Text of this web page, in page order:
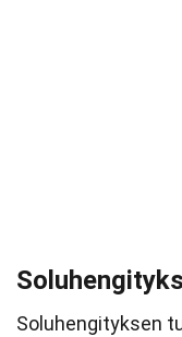
Soluhengityksen